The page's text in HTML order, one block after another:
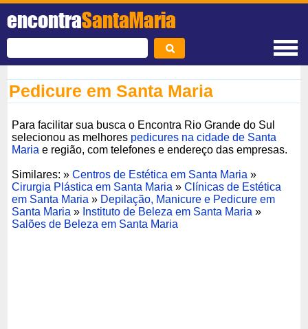
encontraSantaMaria
Pedicure em Santa Maria
Para facilitar sua busca o Encontra Rio Grande do Sul
selecionou as melhores pedicures na cidade de Santa
Maria e região, com telefones e endereço das empresas.
Similares: »Centros de Estética em Santa Maria »
Cirurgia Plástica em Santa Maria »Clínicas de Estética
em Santa Maria » Depilação, Manicure e Pedicure em
Santa Maria » Instituto de Beleza em Santa Maria »
Salões de Beleza em Santa Maria